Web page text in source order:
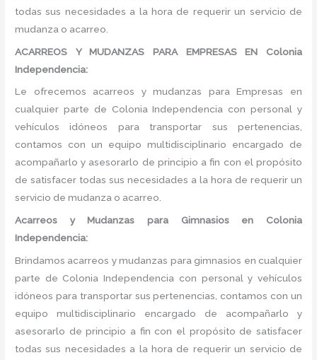
todas sus necesidades a la hora de requerir un servicio de
mudanza o acarreo.
ACARREOS Y MUDANZAS PARA EMPRESAS EN Colonia
Independencia:
Le ofrecemos acarreos y mudanzas para Empresas en
cualquier parte de Colonia Independencia con personal y
vehículos idóneos para transportar sus pertenencias,
contamos con un equipo multidisciplinario encargado de
acompañarlo y asesorarlo de principio a fin con el propósito
de satisfacer todas sus necesidades a la hora de requerir un
servicio de mudanza o acarreo.
Acarreos y Mudanzas para Gimnasios en Colonia
Independencia:
Brindamos acarreos y mudanzas para gimnasios en cualquier
parte de Colonia Independencia con personal y vehículos
idóneos para transportar sus pertenencias, contamos con un
equipo multidisciplinario encargado de acompañarlo y
asesorarlo de principio a fin con el propósito de satisfacer
todas sus necesidades a la hora de requerir un servicio de